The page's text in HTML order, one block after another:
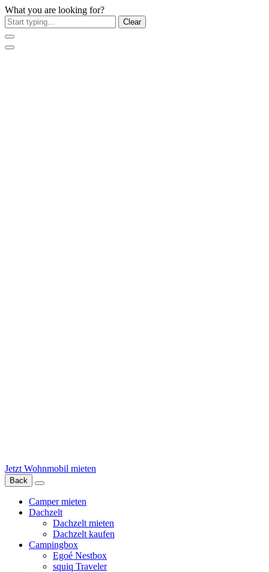
What you are looking for?
Clear
Jetzt Wohnmobil mieten
Back
Camper mieten
Dachzelt
Dachzelt mieten
Dachzelt kaufen
Campingbox
Egoé Nestbox
squiq Traveler